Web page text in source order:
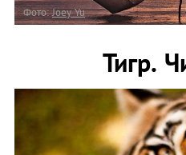
Фото:Joey Yu
Тигр.